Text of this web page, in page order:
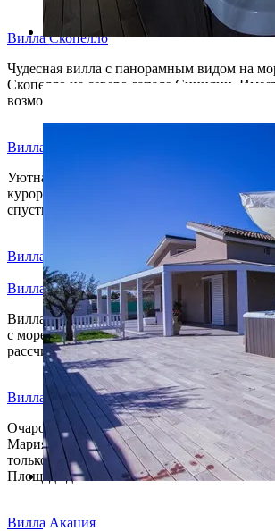
Вилла Скопелло
Чудесная вилла с панорамным видом на
Скопелло на северо-западе Сицилии.
возможно размещение максимум 6…
Вилла Адриана, Шакка
Уютная вилла с видом на море и рядом с
курортом Шакка (в 7 км). До песчано-
спуститься…
Вилла Маяк, Сан вито
Вилла Ипполия
Вилла Ипполия расположена в Сан Вио ло
с морем, всего в 70 метрах. Имеет площадь
рассчитана на р
Вилла Пьеро
Очаровательная вилла в 150 метрах от
Мария дель Фокалло на юге Сицилии,
только что после ремонта. Сдается только
Площадь дома 130 кв.м.
Вилла Акация